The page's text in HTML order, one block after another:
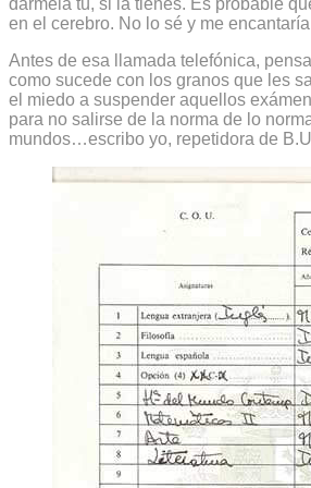
en el cerebro. No lo sé y me
Antes de esa llamada telefónica,
como sucede con los granos que les
el miedo a suspender aquellos
para no salirse de la norma de lo
mundos…escribo yo, repetidora de